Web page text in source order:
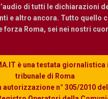
di tutti le dichiarazioni
e altro ancora. Tutto quello
forza Roma, sei nei nostri
è una testata giornalistica
tribunale di Roma
autorizzazione n° 305/2010